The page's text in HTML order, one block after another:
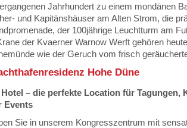
Jahrhundert zu einem mondänen
und Kapitänshäuser am Alten Strom, die
der 100jährige Leuchtturm am
der Kvaerner Warnow Werft gehören
wie der Geruch vom frisch
Hohe Düne
Hotel – die perfekte Location für Tagungen,
Events
Sie in unserem Kongresszentrum mit